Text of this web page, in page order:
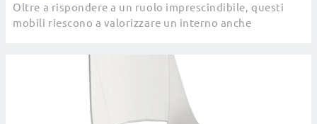
Oltre a rispondere a un ruolo imprescindibile, questi
mobili riescono a valorizzare un interno anche